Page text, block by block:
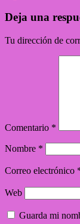
Deja una
Tu dirección de
Comentario *
Nombre *
Correo electrónico
Web
Guarda mi